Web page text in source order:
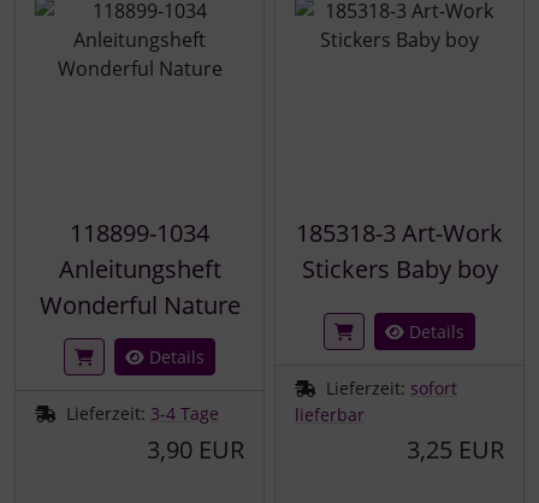
118899-1034
Anleitungsheft
Wonderful Nature
Details
Lieferzeit: 3-4 Tage
3,90 EUR
185318-3 Art-Work
Stickers Baby boy
Details
Lieferzeit: sofort
lieferbar
3,25 EUR